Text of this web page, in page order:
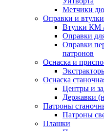
Метчики
Оправки и втулки
Втулки КМ
Оправки
Оправки
патронов
Оснаска и
Оснаска
Центры и
Державки
Патроны
Патроны
Плашки